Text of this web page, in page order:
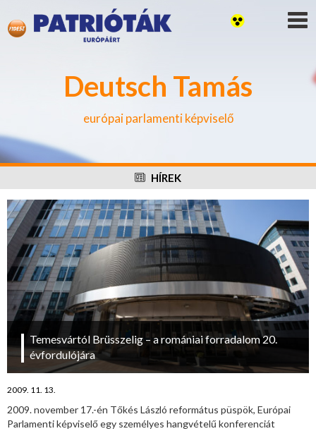
Deutsch Tamás
európai parlamenti képviselő
HÍREK
Temesvártól Brüsszelig – a romániai forradalom 20.
évfordulójára
2009. 11. 13.
2009. november 17.-én Tőkés László református püspök, Európai
Parlamenti képviselő egy személyes hangvételű konferenciát